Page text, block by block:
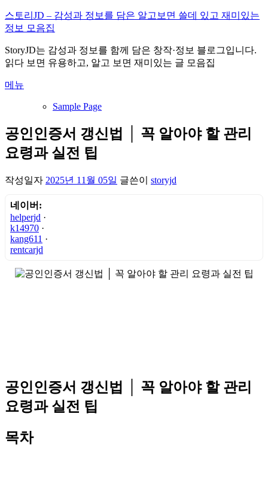
내
용
로
바
가
스토리JD – 감성과 정보를 담은 알고보면 쓸데 있고 재미있는
정보 모음집
StoryJD는 감성과 정보를 함께 담은 창작·정보 블로그입니다.
읽다 보면 유용하고, 알고 보면 재미있는 글 모음집
메뉴
Sample Page
공인인증서 갱신법 │ 꼭 알아야 할 관리
요령과 실전 팁
작성일자 2025년 11월 05일 글쓴이 storyjd
네이버:
helperjd ·
k14970 ·
kang611 ·
rentcarjd
공인인증서 갱신법 │ 꼭 알아야 할 관리
요령과 실전 팁
목차